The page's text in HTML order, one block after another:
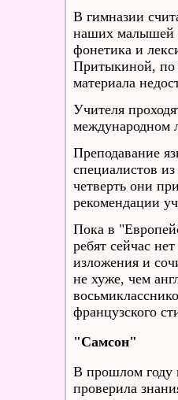
В гимназии
наших малышей
фонетика и
Притыкиной, по
материала
Учителя
международном
Преподавание
специалистов
четверть они
рекомендации
Пока в
ребят сейчас
изложения и
не хуже, чем
французского
"Самсон"
В прошлом году
проверила